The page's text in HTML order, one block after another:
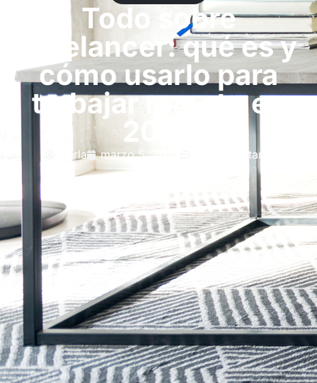
Todo sobre
Freelancer: qué es y
cómo usarlo para
trabajar remoto en
2024
Carla marzo 5, 2024 Un comentario